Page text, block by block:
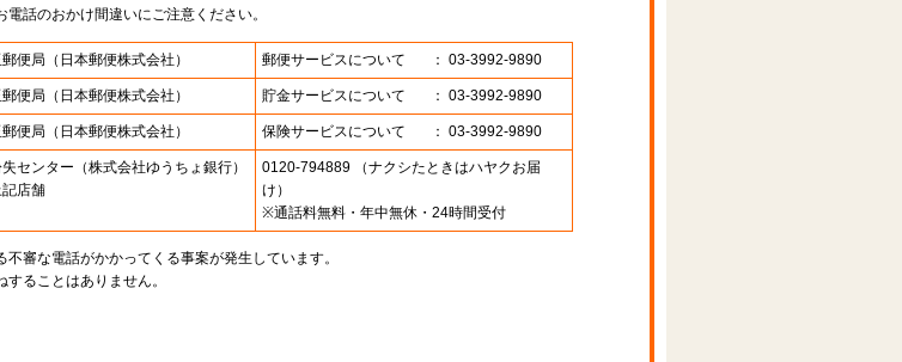
話のおかけ間違いにご注意ください。
便局 （日本郵便株式会社） 郵便サービスについて ： 03-3992-9890
便局 （日本郵便株式会社） 貯金サービスについて ： 03-3992-9890
便局 （日本郵便株式会社） 保険サービスについて ： 03-3992-9890
センター （株式会社ゆうちょ銀行）
記店舗
0120-794889 （ナクシたときはハヤクお届
け）
※通話料無料・年中無休・24時間受付
審な電話がかかってくる事案が発生しています。
ることはありません。